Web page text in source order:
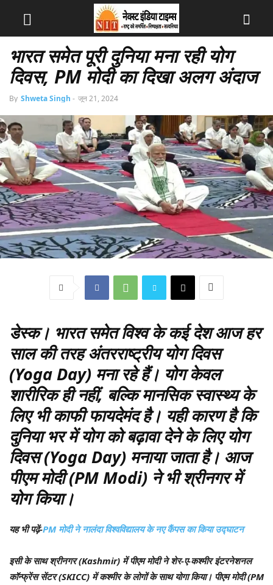
भारत समेत पूरी दुनिया मना रही योग
दिवस, PM मोदी का दिखा अलग अंदाज
By Shweta Singh - जून 21, 2024
डेस्क। भारत समेत विश्व के कई देश आज हर
साल की तरह अंतरराष्ट्रीय योग दिवस
(Yoga Day) मना रहे हैं। योग केवल
शारीरिक ही नहीं, बल्कि मानसिक स्वास्थ्य के
लिए भी काफी फायदेमंद है। यही कारण है कि
दुनिया भर में योग को बढ़ावा देने के लिए योग
दिवस (Yoga Day) मनाया जाता है। आज
पीएम मोदी (PM Modi) ने भी श्रीनगर में
योग किया।
यह भी पढ़ें-PM मोदी ने नालंदा विश्वविद्यालय के नए कैंपस का किया उद्घाटन
इसी के साथ श्रीनगर (Kashmir) में पीएम मोदी ने शेर-ए-कश्मीर इंटरनेशनल
कॉन्फ्रेंस सेंटर (SKICC) में कश्‍मीर के लोगों के साथ योगा किया। पीएम मोदी (PM